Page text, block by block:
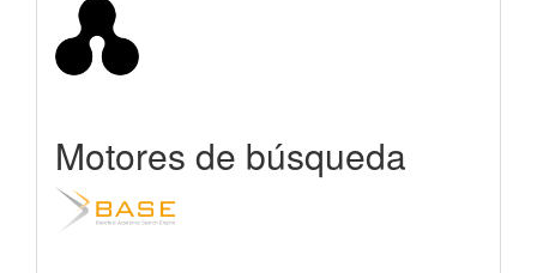
Motores de búsqueda